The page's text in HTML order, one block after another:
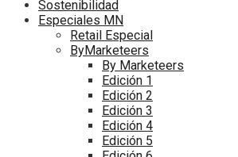
Sostenibilidad
Especiales MN
Retail Especial
ByMarketeers
By Marketeers
Edición 1
Edición 2
Edición 3
Edición 4
Edición 5